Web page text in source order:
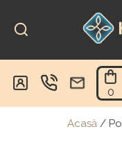
content
0
Acasă /